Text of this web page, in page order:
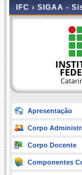
IFC › SIGAA -
Apresentação
Corpo
Corpo Docente
Componentes